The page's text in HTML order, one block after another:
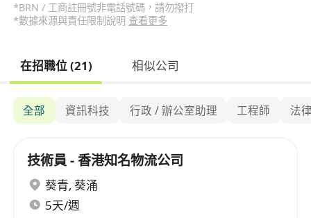
*BRN / 工商註冊號非電話號碼，請勿撥打
*數據來源與責任限制說明 查看更多
在招職位 (21) 相似公司
全部 資訊科技 行政 / 辦公室助理 工程師 法
技術員 - 香港知名物流公司
葵青, 葵涌
5天/週